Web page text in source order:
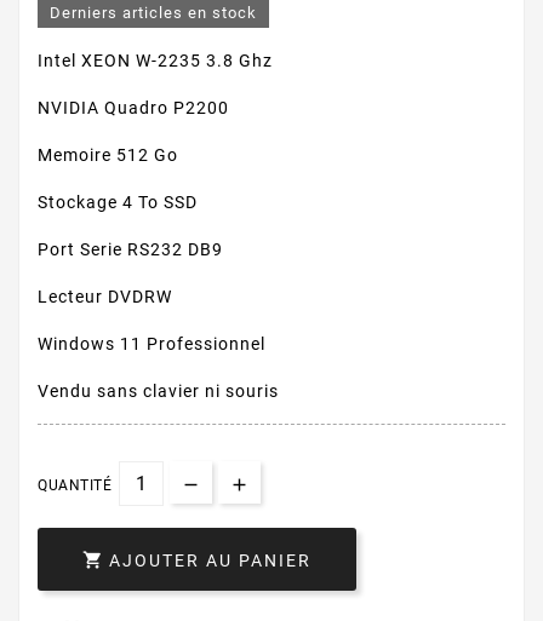
Derniers articles en stock
Intel XEON W-2235 3.8 Ghz
NVIDIA Quadro P2200
Memoire 512 Go
Stockage 4 To SSD
Port Serie RS232 DB9
Lecteur DVDRW
Windows 11 Professionnel
Vendu sans clavier ni souris
QUANTITÉ
 AJOUTER AU PANIER